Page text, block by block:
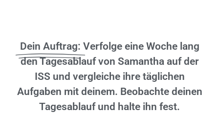
Dein Auftrag: Verfolge eine Woche lang
den Tagesablauf von Samantha auf der
ISS und vergleiche ihre täglichen
Aufgaben mit deinem. Beobachte deinen
Tagesablauf und halte ihn fest.